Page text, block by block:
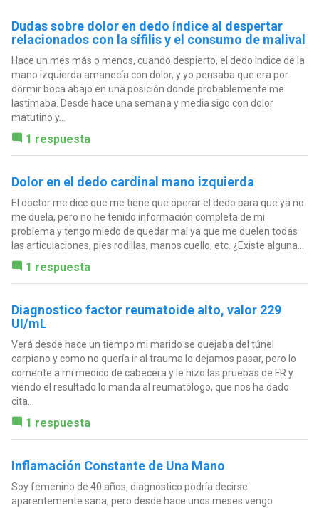
Dudas sobre dolor en dedo índice al despertar
relacionados con la sífilis y el consumo de malival
Hace un mes más o menos, cuando despierto, el dedo indice de la
mano izquierda amanecía con dolor, y yo pensaba que era por
dormir boca abajo en una posición donde probablemente me
lastimaba. Desde hace una semana y media sigo con dolor
matutino y...
1 respuesta
Dolor en el dedo cardinal mano izquierda
El doctor me dice que me tiene que operar el dedo para que ya no
me duela, pero no he tenido información completa de mi
problema y tengo miedo de quedar mal ya que me duelen todas
las articulaciones, pies rodillas, manos cuello, etc. ¿Existe alguna...
1 respuesta
Diagnostico factor reumatoide alto, valor 229
UI/mL
Verá desde hace un tiempo mi marido se quejaba del túnel
carpiano y como no quería ir al trauma lo dejamos pasar, pero lo
comente a mi medico de cabecera y le hizo las pruebas de FR y
viendo el resultado lo manda al reumatólogo, que nos ha dado
cita...
1 respuesta
Inflamación Constante de Una Mano
Soy femenino de 40 años, diagnostico podría decirse
aparentemente sana, pero desde hace unos meses vengo